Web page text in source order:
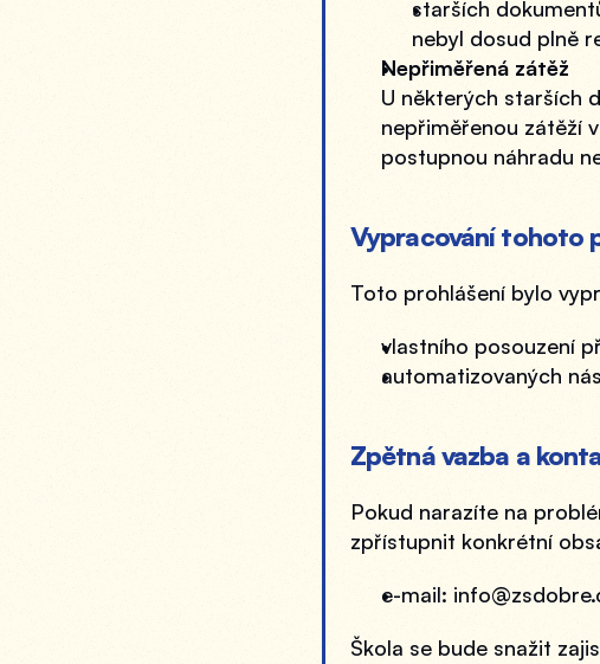
starších
nebyl dosud plně
Nepřiměřená zátěž
U některých starších
nepřiměřenou zátěží
postupnou náhradu
Vypracování tohoto
Toto prohlášení bylo
vlastního posouzení
automatizovaných
Zpětná vazba a
Pokud narazíte na
zpřístupnit konkrétní
e-mail:
Škola se bude snažit